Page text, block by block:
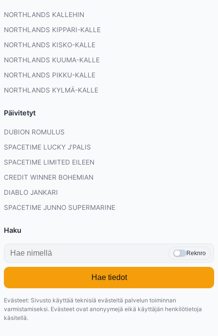
NORTHLANDS KALLEHIN
NORTHLANDS KIPPARI-KALLE
NORTHLANDS KISKO-KALLE
NORTHLANDS KUUMA-KALLE
NORTHLANDS PIKKU-KALLE
NORTHLANDS KYLMÄ-KALLE
Päivitetyt
DUBION ROMULUS
SPACETIME LUCKY J'PALIS
SPACETIME LIMITED EILEEN
CREDIT WINNER BOHEMIAN
DIABLO JANKARI
SPACETIME JUNNO SUPERMARINE
Haku
Reknro
Hae tiedot
Evästeet: Sivusto käyttää teknisiä evästeitä palvelun toiminnan
varmistamiseksi. Evästeet ovat anonyymejä eikä käyttäjän henkilötietoja
käsitellä.